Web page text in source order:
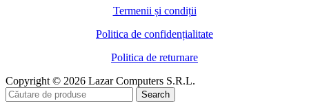
Termenii și condiții
Politica de confidențialitate
Politica de returnare
Copyright © 2026 Lazar Computers S.R.L.
Search